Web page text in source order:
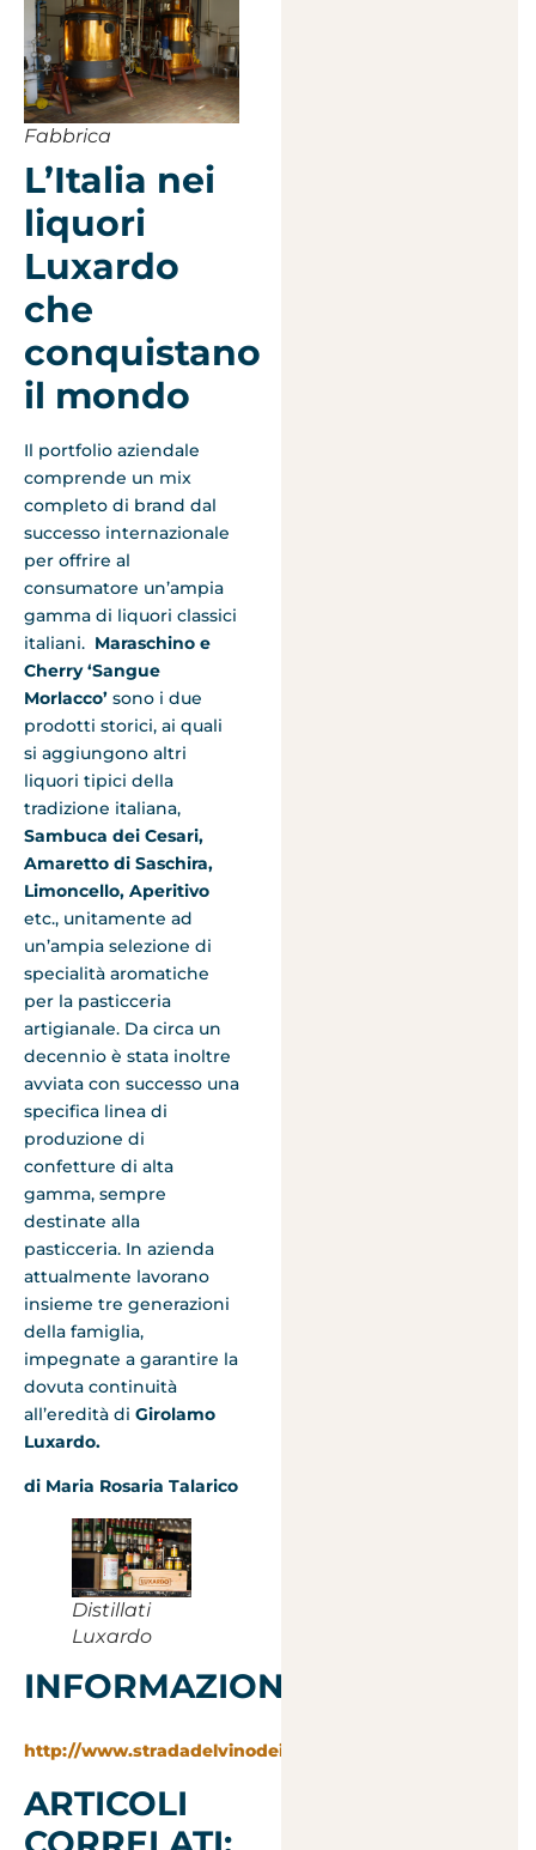
Fabbrica
L’Italia nei
liquori
Luxardo
che
conquistano
il mondo
Il portfolio aziendale
comprende un mix
completo di brand dal
successo internazionale
per offrire al
consumatore un’ampia
gamma di liquori classici
italiani. Maraschino e
Cherry ‘Sangue
Morlacco’ sono i due
prodotti storici, ai quali
si aggiungono altri
liquori tipici della
tradizione italiana,
Sambuca dei Cesari,
Amaretto di Saschira,
Limoncello, Aperitivo
etc., unitamente ad
un’ampia selezione di
specialità aromatiche
per la pasticceria
artigianale. Da circa un
decennio è stata inoltre
avviata con successo una
specifica linea di
produzione di
confetture di alta
gamma, sempre
destinate alla
pasticceria. In azienda
attualmente lavorano
insieme tre generazioni
della famiglia,
impegnate a garantire la
dovuta continuità
all’eredità di Girolamo
Luxardo.
di Maria Rosaria Talarico
Distillati
Luxardo
INFORMAZIONI:
http://www.stradadelvinodeicollieuganei.it
ARTICOLI